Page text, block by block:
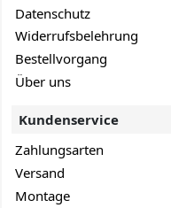
Datenschutz
Widerrufsbelehrung
Bestellvorgang
Über uns
Kundenservice
Zahlungsarten
Versand
Montage